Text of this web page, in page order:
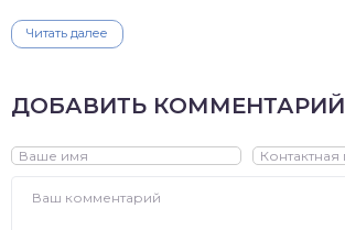
Читать далее
ДОБАВИТЬ КОММЕНТАРИЙ